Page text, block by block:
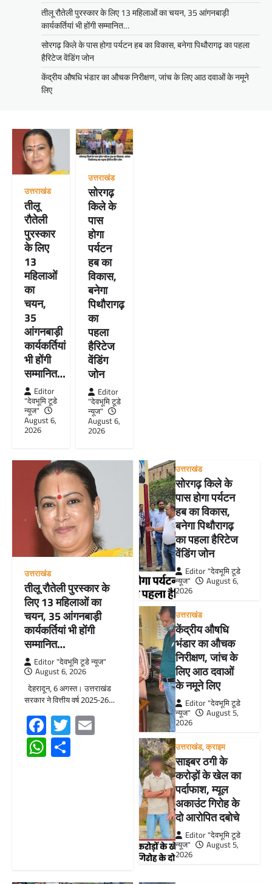
तीलू रौतेली पुरस्कार के लिए 13 महिलाओं का चयन, 35 आंगनबाड़ी
कार्यकर्तियां भी होंगी सम्मानित…
सोरगढ़ किले के पास होगा पर्यटन हब का विकास, बनेगा पिथौरागढ़ का पहला
हैरिटेज वेंडिंग जोन
केंद्रीय औषधि भंडार का औचक निरीक्षण, जांच के लिए आठ दवाओं के नमूने
लिए
उत्तराखंड
तीलू
रौतेली
पुरस्कार
के लिए
13
महिलाओं
का
चयन,
35
आंगनबाड़ी
कार्यकर्तियां
भी होंगी
सम्मानित…
Editor
"देवभूमि टूडे
न्यूज"
August 6,
2026
उत्तराखंड
सोरगढ़
किले के
पास
होगा
पर्यटन
हब का
विकास,
बनेगा
पिथौरागढ़
का
पहला
हैरिटेज
वेंडिंग
जोन
Editor
"देवभूमि टूडे
न्यूज"
August 6,
2026
उत्तराखंड
तीलू रौतेली पुरस्कार के
लिए 13 महिलाओं का
चयन, 35 आंगनबाड़ी
कार्यकर्तियां भी होंगी
सम्मानित…
Editor "देवभूमि टूडे न्यूज"
August 6, 2026
देहरादून, 6 अगस्त। उत्तराखंड
सरकार ने वित्तीय वर्ष 2025-26…
Facebook
TwitterEmail
WhatsApp
उत्तराखंड
सोरगढ़ किले के
पास होगा पर्यटन
हब का विकास,
बनेगा पिथौरागढ़
का पहला हैरिटेज
वेंडिंग जोन
Editor "देवभूमि टूडे
न्यूज"
August 6,
2026
उत्तराखंड
केंद्रीय औषधि
भंडार का औचक
निरीक्षण, जांच के
लिए आठ दवाओं
के नमूने लिए
Editor "देवभूमि टूडे
न्यूज"
August 5,
2026
उत्तराखंड,क्राइम
साइबर ठगी के
करोड़ों के खेल का
पर्दाफाश, म्यूल
अकाउंट गिरोह के
दो आरोपित दबोचे
Editor "देवभूमि टूडे
न्यूज"
August 5,
2026